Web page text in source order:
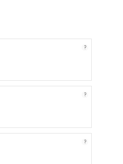
?
?
?